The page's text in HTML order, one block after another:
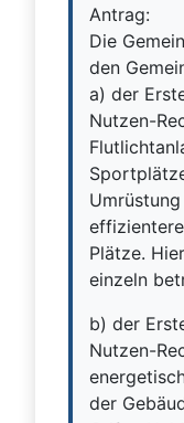
Antrag:
Die
den
a) der
Nutzen-
Plätze.
einzeln
b) der
Nutzen-
der